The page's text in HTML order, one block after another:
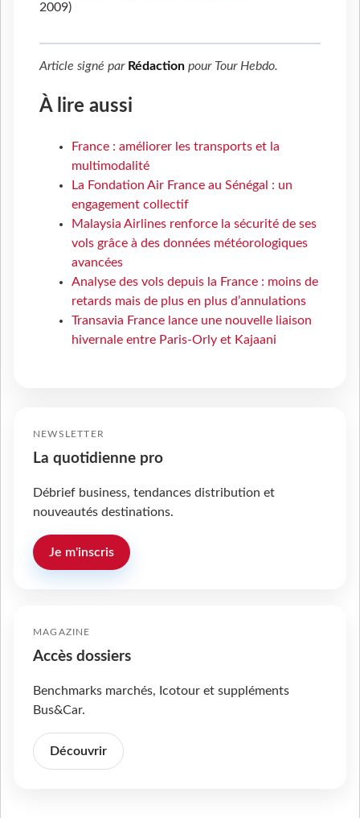
2009)
Article signé par Rédaction pour Tour Hebdo.
À lire aussi
France : améliorer les transports et la
multimodalité
La Fondation Air France au Sénégal : un
engagement collectif
Malaysia Airlines renforce la sécurité de ses
vols grâce à des données météorologiques
avancées
Analyse des vols depuis la France : moins de
retards mais de plus en plus d’annulations
Transavia France lance une nouvelle liaison
hivernale entre Paris-Orly et Kajaani
NEWSLETTER
La quotidienne pro
Débrief business, tendances distribution et
nouveautés destinations.
Je m'inscris
MAGAZINE
Accès dossiers
Benchmarks marchés, Icotour et suppléments
Bus&Car.
Découvrir